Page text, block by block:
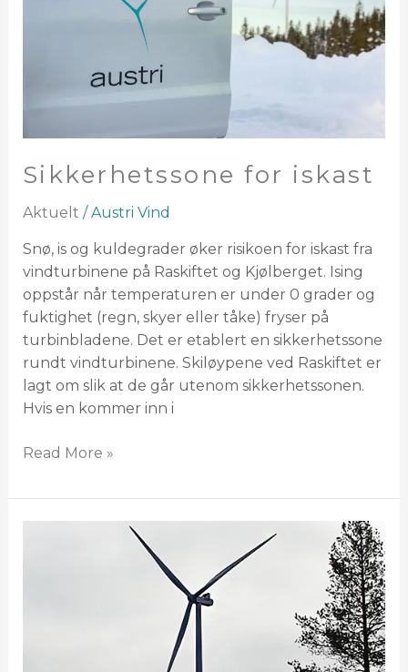
Sikkerhetssone for iskast
Aktuelt / Austri Vind
Snø, is og kuldegrader øker risikoen for iskast fra
vindturbinene på Raskiftet og Kjølberget. Ising
oppstår når temperaturen er under 0 grader og
fuktighet (regn, skyer eller tåke) fryser på
turbinbladene. Det er etablert en sikkerhetssone
rundt vindturbinene. Skiløypene ved Raskiftet er
lagt om slik at de går utenom sikkerhetssonen.
Hvis en kommer inn i
Read More »